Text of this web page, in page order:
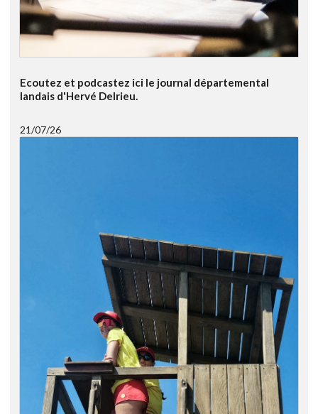
Ecoutez et podcastez ici le journal départemental
landais d'Hervé Delrieu.
21/07/26